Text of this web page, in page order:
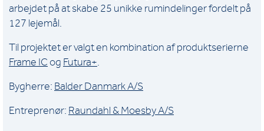
arbejdet på at skabe 25 unikke rumindelinger fordelt på
127 lejemål.
Til projektet er valgt en kombination af produktserierne
Frame IC og Futura+.
Bygherre: Balder Danmark A/S
Entreprenør: Raundahl & Moesby A/S